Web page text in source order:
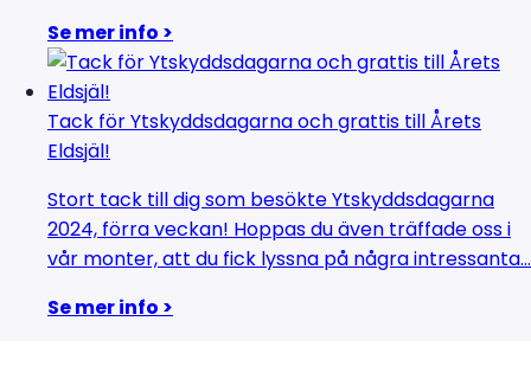
Se mer info >
Tack för Ytskyddsdagarna och grattis till Årets
Eldsjäl!
Stort tack till dig som besökte Ytskyddsdagarna
2024, förra veckan! Hoppas du även träffade oss i
vår monter, att du fick lyssna på några intressanta...
Se mer info >